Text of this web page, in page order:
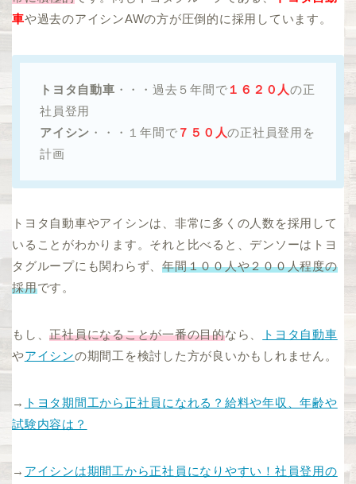
車や過去のアイシンAWの方が圧倒的に採用しています。
トヨタ自動車 ・・・過去５年間で １６２０人の正
社員登用
アイシン ・・・１年間で ７５０人の正社員登用を
計画
トヨタ自動車やアイシンは、非常に多くの人数を採用して
いることがわかります。それと比べると、デンソーはトヨ
タグループにも関わらず、年間１００人や２００人程度の
採用です。
もし、正社員になることが一番の目的なら、
トヨタ自動車
やアイシンの期間工を検討した方が良いかもしれません。
→ トヨタ期間工から正社員になれる？給料や年収、年齢や
試験内容は？
→ アイシンは期間工から正社員になりやすい！社員登用の